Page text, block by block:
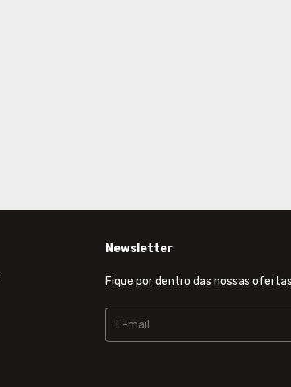
Newsletter
Fique por dentro das nossas